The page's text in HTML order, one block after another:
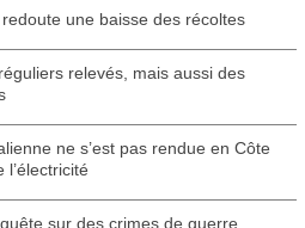
une baisse des récoltes
relevés, mais aussi des
ne s’est pas rendue en Côte
l’électricité
sur des crimes de guerre